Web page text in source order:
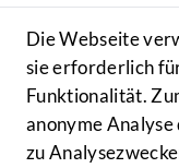
Benutzer
MENÜ
Die Webseite
sie erforderlich
Funktionalität.
anonyme
zu